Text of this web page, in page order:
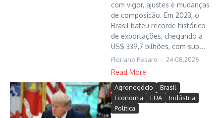
com vigor, ajustes e mudanças
de composição. Em 2023, o
Brasil bateu recorde histórico
de exportações, chegando a
US$ 339,7 bilhões, com sup...
Floriano Pesaro 24.08.2025
Read More
Agronegócio
Brasil
Economia
EUA
Indústria
Política